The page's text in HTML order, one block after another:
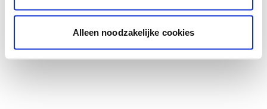
Alleen noodzakelijke cookies
Obtenez un contrôle technologique de vos